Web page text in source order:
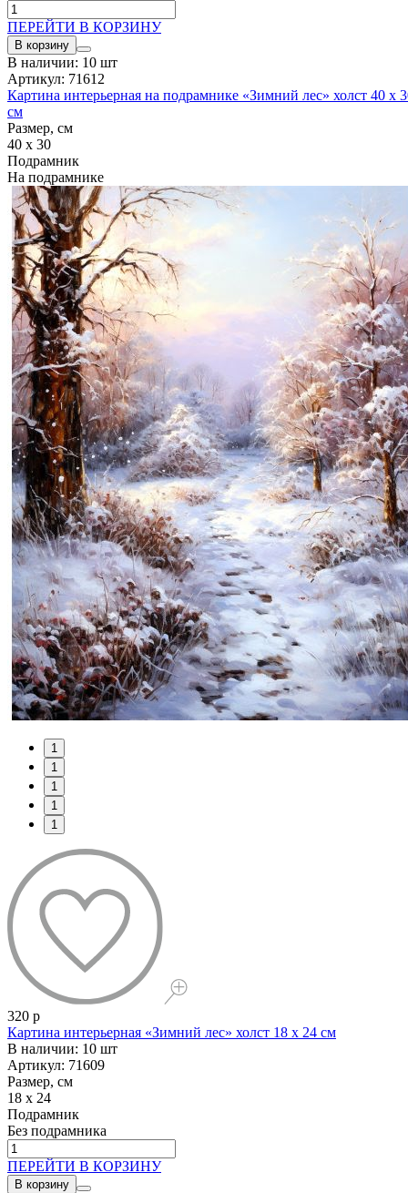
ПЕРЕЙТИ В КОРЗИНУ
В корзину
В наличии: 10 шт
Артикул: 71612
Картина интерьерная на подрамнике «Зимний лес» холст 40 x
см
Размер, см
40 x 30
Подрамник
На подрамнике
1
1
1
1
1
320 р
Картина интерьерная «Зимний лес» холст 18 x 24 см
В наличии: 10 шт
Артикул: 71609
Размер, см
18 x 24
Подрамник
Без подрамника
ПЕРЕЙТИ В КОРЗИНУ
В корзину